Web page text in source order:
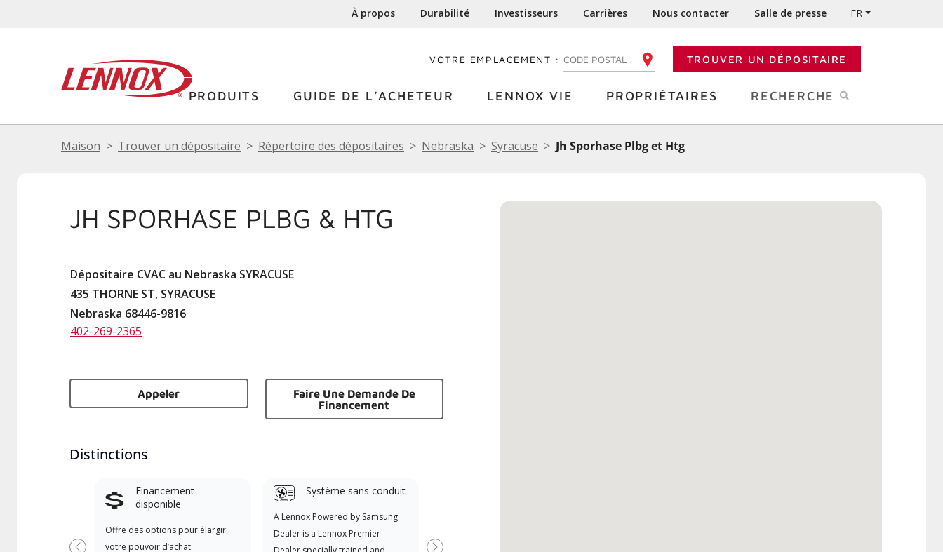
À propos Durabilité Investisseurs Carrières Nous contacter Salle de presse FR
VOTRE EMPLACEMENT : ENTREZ VOTRE CODE POSTALTROUVER UN DÉPOSITAIRE
PRODUITS GUIDE DE L’ACHETEUR LENNOX VIE PROPRIÉTAIRES RECHERCHE
Maison Trouver un dépositaire Répertoire des dépositaires Nebraska Syracuse Jh Sporhase Plbg et Htg
JH SPORHASE PLBG & HTG
Dépositaire CVAC au Nebraska SYRACUSE
435 THORNE ST, SYRACUSE
Nebraska 68446-9816
402-269-2365
Appeler
Faire Une Demande De
Financement
Distinctions
Financement
disponible
Offre des options pour élargir
votre pouvoir d’achat
Système sans conduit
A Lennox Powered by Samsung
Dealer is a Lennox Premier